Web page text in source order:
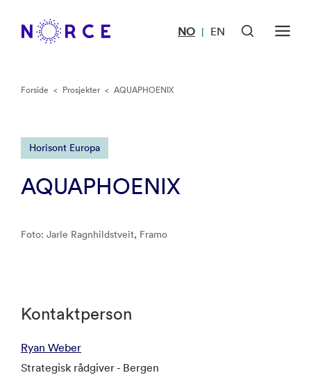
NO | EN
Forside < Prosjekter < AQUAPHOENIX
Horisont Europa
AQUAPHOENIX
Foto: Jarle Ragnhildstveit, Framo
Kontaktperson
Ryan Weber
Strategisk rådgiver - Bergen